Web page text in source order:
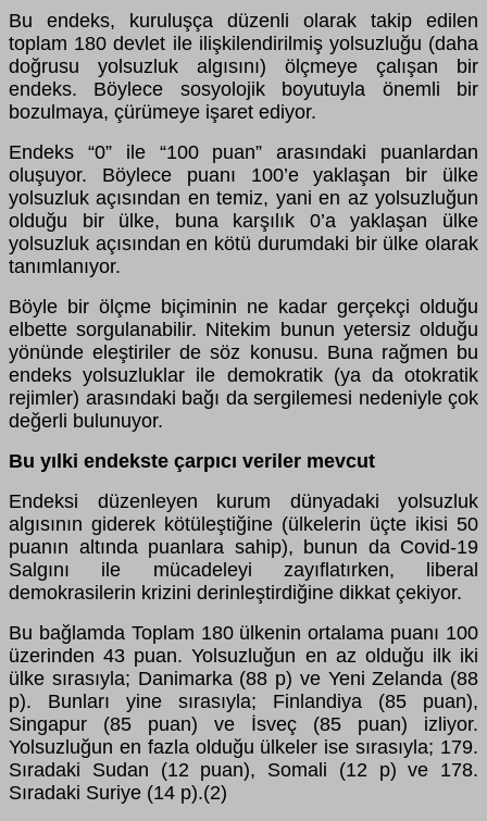
Bu endeks, kuruluşça düzenli olarak takip edilen
toplam 180 devlet ile ilişkilendirilmiş yolsuzluğu (daha
doğrusu yolsuzluk algısını) ölçmeye çalışan bir
endeks. Böylece sosyolojik boyutuyla önemli bir
bozulmaya, çürümeye işaret ediyor.
Endeks “0” ile “100 puan” arasındaki puanlardan
oluşuyor. Böylece puanı 100’e yaklaşan bir ülke
yolsuzluk açısından en temiz, yani en az yolsuzluğun
olduğu bir ülke, buna karşılık 0’a yaklaşan ülke
yolsuzluk açısından en kötü durumdaki bir ülke olarak
tanımlanıyor.
Böyle bir ölçme biçiminin ne kadar gerçekçi olduğu
elbette sorgulanabilir. Nitekim bunun yetersiz olduğu
yönünde eleştiriler de söz konusu. Buna rağmen bu
endeks yolsuzluklar ile demokratik (ya da otokratik
rejimler) arasındaki bağı da sergilemesi nedeniyle çok
değerli bulunuyor.
Bu yılki endekste çarpıcı veriler mevcut
Endeksi düzenleyen kurum dünyadaki yolsuzluk
algısının giderek kötüleştiğine (ülkelerin üçte ikisi 50
puanın altında puanlara sahip), bunun da Covid-19
Salgını ile mücadeleyi zayıflatırken, liberal
demokrasilerin krizini derinleştirdiğine dikkat çekiyor.
Bu bağlamda Toplam 180 ülkenin ortalama puanı 100
üzerinden 43 puan. Yolsuzluğun en az olduğu ilk iki
ülke sırasıyla; Danimarka (88 p) ve Yeni Zelanda (88
p). Bunları yine sırasıyla; Finlandiya (85 puan),
Singapur (85 puan) ve İsveç (85 puan) izliyor.
Yolsuzluğun en fazla olduğu ülkeler ise sırasıyla; 179.
Sıradaki Sudan (12 puan), Somali (12 p) ve 178.
Sıradaki Suriye (14 p).(2)